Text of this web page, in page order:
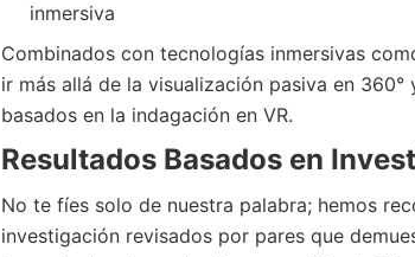
inmersiva
Combinados con tecnologías inmersivas
ir más allá de la visualización pasiva en
basados en la indagación en VR.
Resultados Basados en
No te fíes solo de nuestra palabra; hemos
investigación revisados por pares que